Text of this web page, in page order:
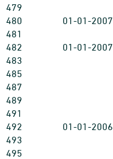
479
480
01-01-2007
481
482
01-01-2007
483
485
487
489
491
492
01-01-2006
493
495